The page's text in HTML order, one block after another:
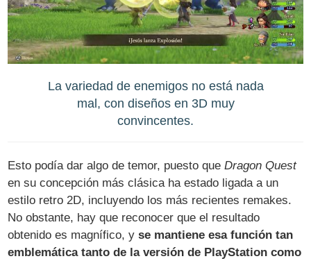
La variedad de enemigos no está nada
mal, con diseños en 3D muy
convincentes.
Esto podía dar algo de temor, puesto queDragon Quest
en su concepción más clásica ha estado ligada a un
estilo retro 2D, incluyendo los más recientes remakes.
No obstante, hay que reconocer que el resultado
obtenido es magnífico, yse mantiene esa función tan
emblemática tanto de la versión de PlayStation como